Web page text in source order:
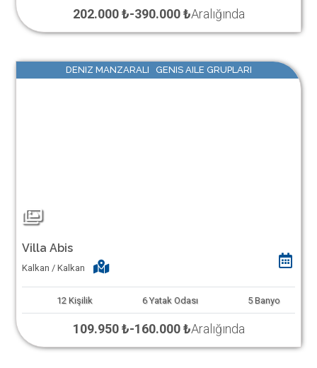
202.000 ₺-390.000 ₺Aralığında
DENIZ MANZARALI GENIS AILE GRUPLARI
Villa Abis
Kalkan / Kalkan
12 Kişilik 6 Yatak Odası 5 Banyo
109.950 ₺-160.000 ₺Aralığında